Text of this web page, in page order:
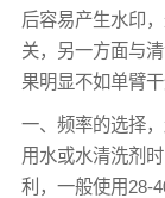
后容易产生水印
关，另一方面与
果明显不如单臂
一、频率的选择
用水或水清洗剂
利，一般使用28-